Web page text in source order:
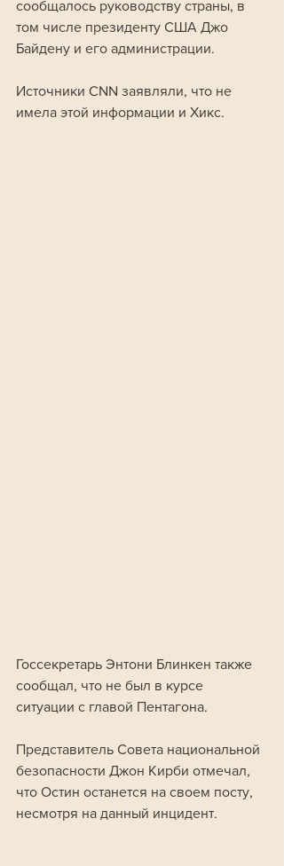
сообщалось руководству страны, в
том числе президенту США Джо
Байдену и его администрации.
Источники CNN заявляли, что не
имела этой информации и Хикс.
Госсекретарь Энтони Блинкен также
сообщал, что не был в курсе
ситуации с главой Пентагона.
Представитель Совета национальной
безопасности Джон Кирби отмечал,
что Остин останется на своем посту,
несмотря на данный инцидент.